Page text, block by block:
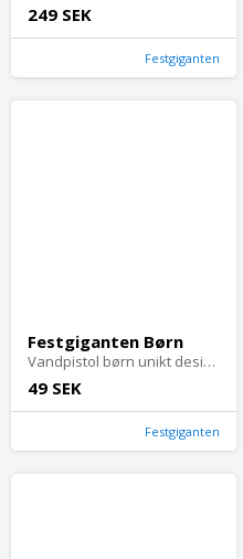
249 SEK
Festgiganten
Festgiganten Børn
Vandpistol børn unikt design sommerlegetøj - Medium: Orange, gul og turkis
49 SEK
Festgiganten